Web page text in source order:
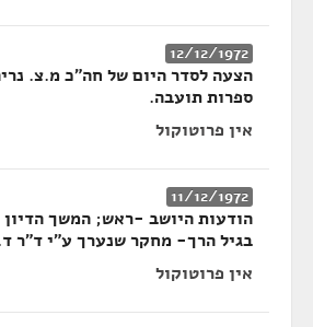
12/12/1972
הצעה לסדר היום של חה״כ מ.צ.
ספרות תועבה.
אין פרוטוקול
11/12/1972
הודעות היושב -ראש; המשך הדיון
בגיל הרך- מחקר שנערך ע"י ד"ר ד.
אין פרוטוקול